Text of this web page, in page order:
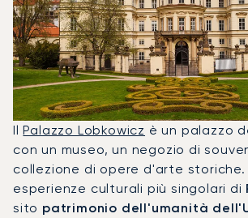
IlPalazzo Lobkowicz è un palazzo
con un museo, un negozio di
collezione di opere d'arte storiche.
esperienze culturali più singolari di
sito patrimonio dell'umanità